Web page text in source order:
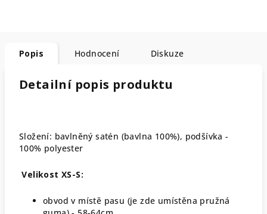
Popis Hodnocení Diskuze
Detailní popis produktu
Složení: bavlněný satén (bavlna 100%), podšívka -
100% polyester
Velikost XS-S:
obvod v místě pasu (je zde umístěna pružná